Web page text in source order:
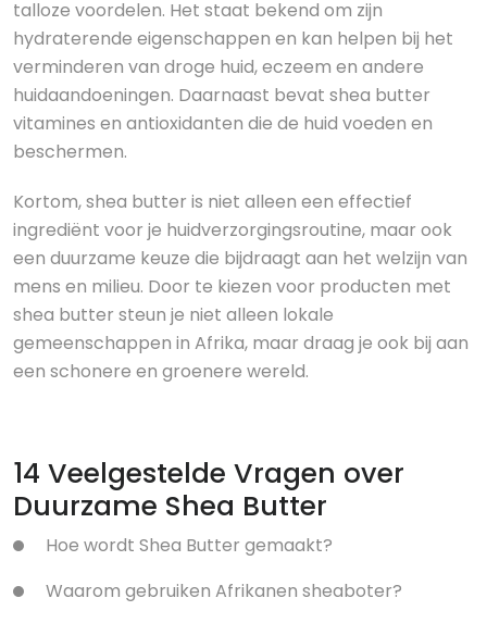
talloze voordelen. Het staat bekend om zijn
hydraterende eigenschappen en kan helpen bij het
verminderen van droge huid, eczeem en andere
huidaandoeningen. Daarnaast bevat shea butter
vitamines en antioxidanten die de huid voeden en
beschermen.
Kortom, shea butter is niet alleen een effectief
ingrediënt voor je huidverzorgingsroutine, maar ook
een duurzame keuze die bijdraagt aan het welzijn van
mens en milieu. Door te kiezen voor producten met
shea butter steun je niet alleen lokale
gemeenschappen in Afrika, maar draag je ook bij aan
een schonere en groenere wereld.
14 Veelgestelde Vragen over
Duurzame Shea Butter
Hoe wordt Shea Butter gemaakt?
Waarom gebruiken Afrikanen sheaboter?